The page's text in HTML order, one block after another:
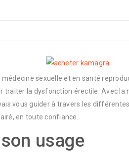
sexuelle et en santé
la dysfonction érectile. Avec
vous guider à travers les
en toute confiance.
usage